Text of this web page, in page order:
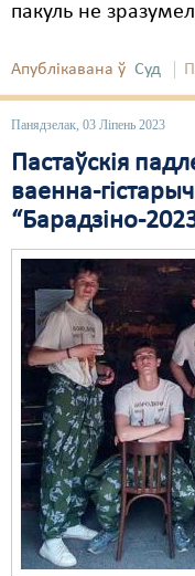
пакуль не
Апублікавана ў Суд
Панядзелак, 03 Ліпень 2023
Пастаўскія
ваенна-
“Барадзіно-